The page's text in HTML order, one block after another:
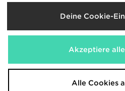
Lieferung
Deutschland
Wir akzeptieren folgende
Corporate Website
Deine Cookie-
Akzeptiere
Alle Cookies